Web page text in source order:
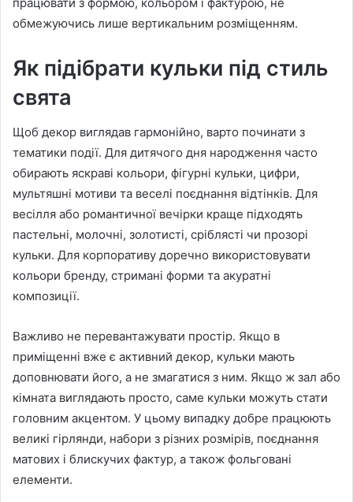
обмежуючись лише вертикальним розміщенням.
Як підібрати кульки під стиль
свята
Щоб декор виглядав гармонійно, варто починати з
тематики події. Для дитячого дня народження часто
обирають яскраві кольори, фігурні кульки, цифри,
мультяшні мотиви та веселі поєднання відтінків. Для
весілля або романтичної вечірки краще підходять
пастельні, молочні, золотисті, сріблясті чи прозорі
кульки. Для корпоративу доречно використовувати
кольори бренду, стримані форми та акуратні
композиції.
Важливо не перевантажувати простір. Якщо в
приміщенні вже є активний декор, кульки мають
доповнювати його, а не змагатися з ним. Якщо ж зал або
кімната виглядають просто, саме кульки можуть стати
головним акцентом. У цьому випадку добре працюють
великі гірлянди, набори з різних розмірів, поєднання
матових і блискучих фактур, а також фольговані
елементи.